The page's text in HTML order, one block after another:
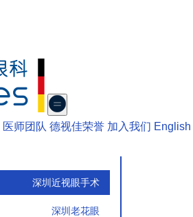
医师团队 德视佳荣誉 加入我们 English
深圳近视眼手术
深圳老花眼